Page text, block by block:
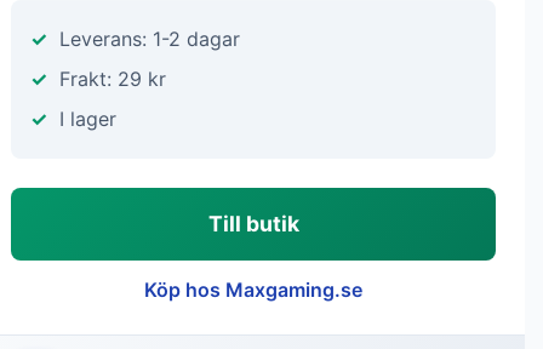
Leverans: 1-2 dagar
Frakt: 29 kr
I lager
Till butik
Köp hos Maxgaming.se